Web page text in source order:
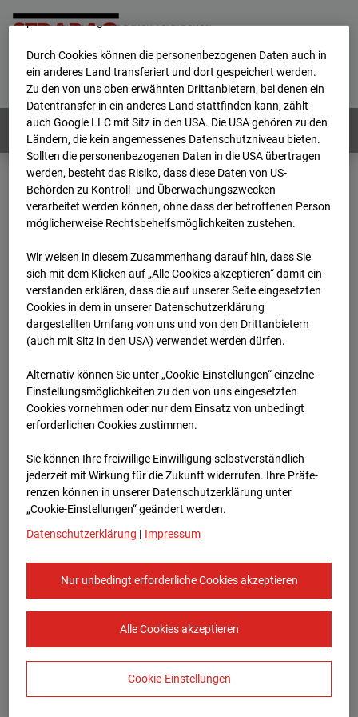
Home E-Mail Impressum
Login
Deutsch / English
Webcams: Alle Länder
Home
Deutschland
BC-120 - BV W2 Campus BT 1-3
Archiv
2026
11:10
BC-120 - BV W2
Campus BT 1-3
Stuttgart
Zur Übersicht
Europe/Berlin
personenbezogene Daten verarbeitet.
Durch Cookies können die personenbezogenen Daten auch in
ein anderes Land transferiert und dort gespeichert werden.
Zu den von uns oben erwähnten Drittanbietern, bei denen ein
Datentransfer in ein anderes Land stattfinden kann, zählt
auch Google LLC mit Sitz in den USA. Die USA gehören zu den
Ländern, die kein angemessenes Datenschutzniveau bieten.
Sollten die personenbezogenen Daten in die USA übertragen
werden, besteht das Risiko, dass diese Daten von US-
Behörden zu Kontroll- und Überwachungszwecken
verarbeitet werden können, ohne dass der betroffenen Person
möglicherweise Rechtsbehelfsmöglichkeiten zustehen.
Wir weisen in diesem Zusammenhang darauf hin, dass Sie
sich mit dem Klicken auf „Alle Cookies akzeptieren“ damit ein­
ver­standen erklären, dass die auf unserer Seite eingesetzten
Cookies in dem in unserer Datenschutzerklärung
dargestellten Umfang von uns und von den Drittanbietern
(auch mit Sitz in den USA) verwendet werden dürfen.
Alternativ können Sie unter „Cookie-Einstellungen“ einzelne
Einstellungsmöglichkeiten zu den von uns eingesetzten
Cookies vornehmen oder nur dem Einsatz von unbedingt
erforderlichen Cookies zustimmen.
Sie können Ihre freiwillige Einwilligung selbstverständlich
jederzeit mit Wirkung für die Zukunft widerrufen. Ihre Prä­fe­
renzen können in unserer Datenschutzerklärung unter
„Cookie-Einstellungen“ geändert werden.
Datenschutzerklärung | Impressum
Nur unbedingt erforderliche Cookies akzeptieren
Alle Cookies akzeptieren
Cookie-Einstellungen